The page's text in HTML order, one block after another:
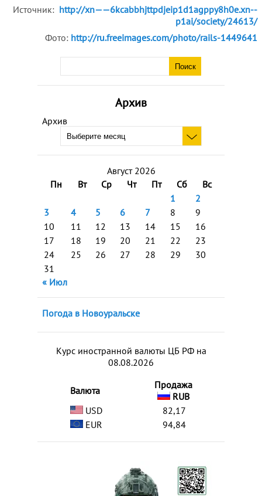
Архив
Архив
Август 2026
Пн
Вт Ср Чт Пт Сб
Вс
1
2
3
4 5 6 7 8
9
10
11 12 13 14 15
16
17
18 19 20 21 22
23
24
25 26 27 28 29
30
31
« Июл
Погода в Новоуральске
Курс иностранной валюты ЦБ РФ на
08.08.2026
Валюта
Продажа
RUB
USD
82,17
EUR
94,84
Источник: http://xn——6kcabbhjttpdjeip1d1agppy8h0e.xn--
p1ai/society/24613/
Фото: http://ru.freeimages.com/photo/rails-1449641